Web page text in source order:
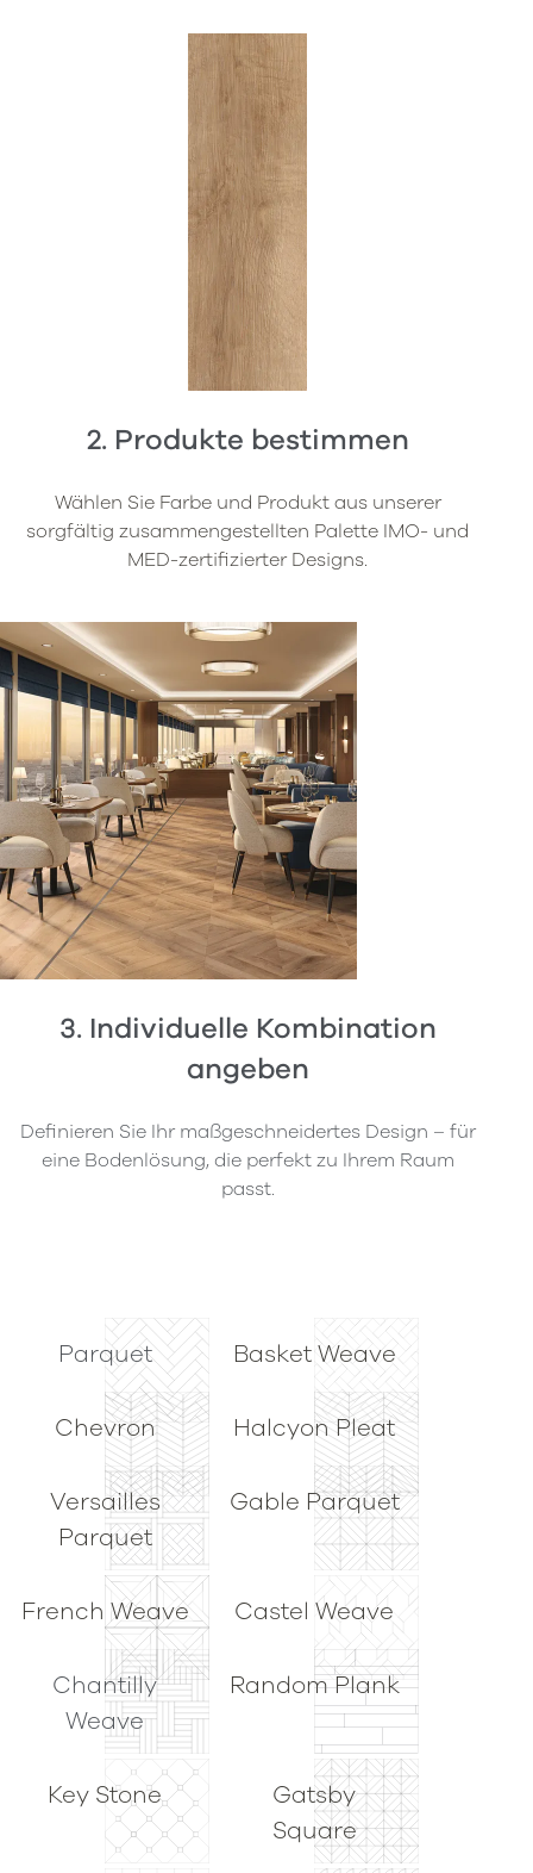
2. Produkte bestimmen
Wählen Sie Farbe und Produkt aus unserer
sorgfältig zusammengestellten Palette IMO- und
MED-zertifizierter Designs.
3. Individuelle Kombination
angeben
Definieren Sie Ihr maßgeschneidertes Design – für
eine Bodenlösung, die perfekt zu Ihrem Raum
passt.
Parquet Basket Weave
Chevron Halcyon Pleat
Versailles
Parquet
Gable Parquet
French Weave Castel Weave
Chantilly
Weave
Random Plank
Key Stone
Gatsby
Square